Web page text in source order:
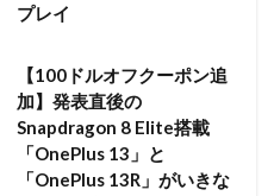
プレイ
【100ドルオフクーポン追
加】発表直後の
Snapdragon 8 Elite搭載
「OnePlus 13」と
「OnePlus 13R」がいきな